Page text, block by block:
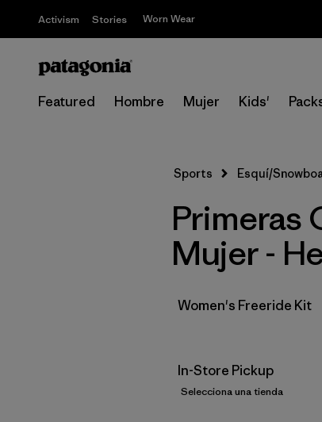
Activism Stories Worn Wear
Featured Hombre Mujer Kids'
Sports Esquí/
Primeras
Mujer -
Women's Freeride Kit
In-Store Pickup
Selecciona una tienda